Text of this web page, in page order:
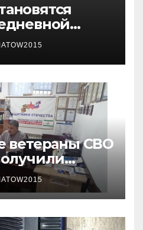
жителям
быть
ветераны СВО
в ходе